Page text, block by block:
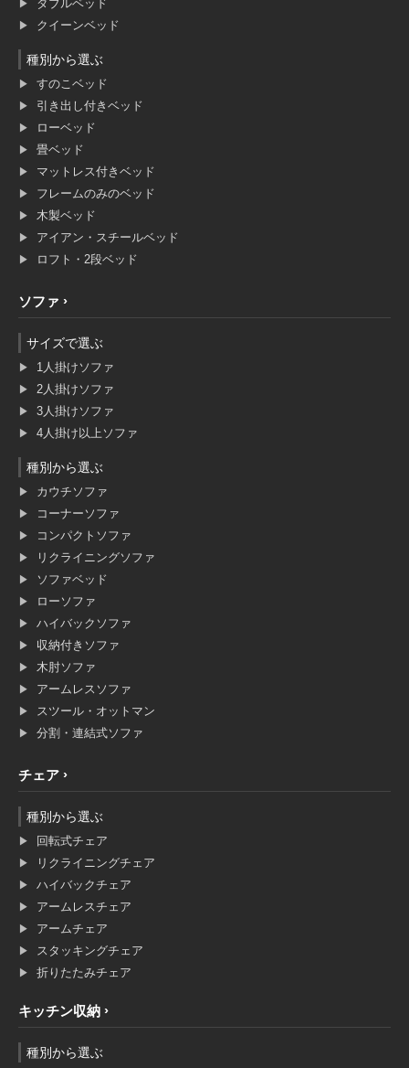
ダブルベッド
クイーンベッド
種別から選ぶ
すのこベッド
引き出し付きベッド
ローベッド
畳ベッド
マットレス付きベッド
フレームのみのベッド
木製ベッド
アイアン・スチールベッド
ロフト・2段ベッド
ソファ
サイズで選ぶ
1人掛けソファ
2人掛けソファ
3人掛けソファ
4人掛け以上ソファ
種別から選ぶ
カウチソファ
コーナーソファ
コンパクトソファ
リクライニングソファ
ソファベッド
ローソファ
ハイバックソファ
収納付きソファ
木肘ソファ
アームレスソファ
スツール・オットマン
分割・連結式ソファ
チェア
種別から選ぶ
回転式チェア
リクライニングチェア
ハイバックチェア
アームレスチェア
アームチェア
スタッキングチェア
折りたたみチェア
キッチン収納
種別から選ぶ